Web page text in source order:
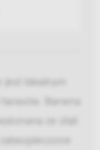
idealnym
Barwna
ze stali